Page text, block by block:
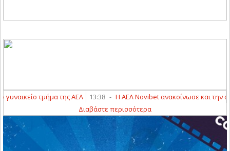
τμήμα της ΑΕΛ 13:38 - Η ΑΕΛ Novibet ανακοίνωσε και την
Διαβάστε περισσότερα